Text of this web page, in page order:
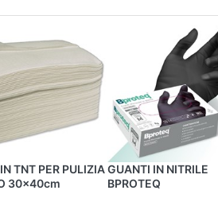
TNT PER PULIZIA
30x40cm
GUANTI IN NITRILE
BPROTEQ